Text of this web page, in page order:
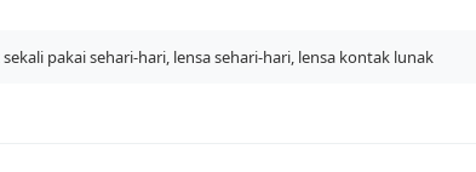
pakai sehari-hari, lensa sehari-hari, lensa kontak lunak